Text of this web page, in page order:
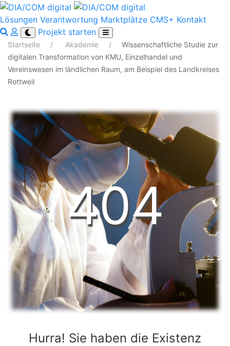
Lösungen Verantwortung Marktplätze CMS+ Kontakt
Projekt starten
Startseite Akademie
Wissenschaftliche Studie zur
digitalen Transformation von KMU, Einzelhandel und
Vereinswesen im ländlichen Raum, am Beispiel des Landkreises
Rottweil
404
Hurra! Sie haben die Existenz